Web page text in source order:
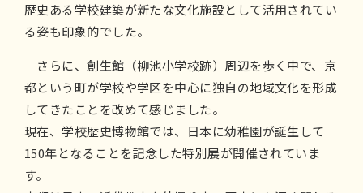
歴史ある学校建築が新たな文化施設として活用されてい
る姿も印象的でした。
さらに、創生館（柳池小学校跡）周辺を歩く中で、京
都という町が学校や学区を中心に独自の地域文化を形成
してきたことを改めて感じました。
現在、学校歴史博物館では、日本に幼稚園が誕生して
150年となることを記念した特別展が開催されていま
す。